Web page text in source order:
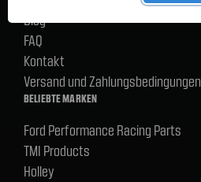
Blog
FAQ
Kontakt
Versand und Zahlungsbedingungen
BELIEBTE MARKEN
Ford Performance Racing Parts
TMI Products
Holley